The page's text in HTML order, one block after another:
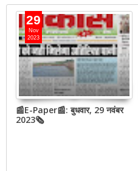
29
Nov
2023
📰E-Paper📰: बुधवार, 29 नवंबर
2023🗞